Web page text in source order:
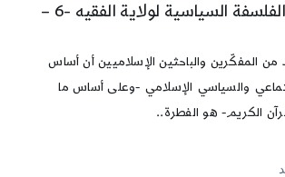
الفلسفة السياسية لولاية الفقيه -6 –
من المفكّرين والباحثين الإسلاميين أن أساس
والسياسي الإسلامي -وعلى أساس ما
الكريم- هو الفطرة..